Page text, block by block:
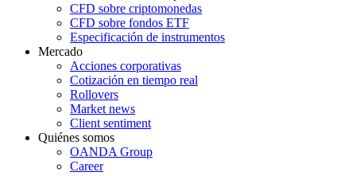
CFD sobre criptomonedas
CFD sobre fondos ETF
Especificación de instrumentos
Mercado
Acciones corporativas
Cotización en tiempo real
Rollovers
Market news
Client sentiment
Quiénes somos
OANDA Group
Career